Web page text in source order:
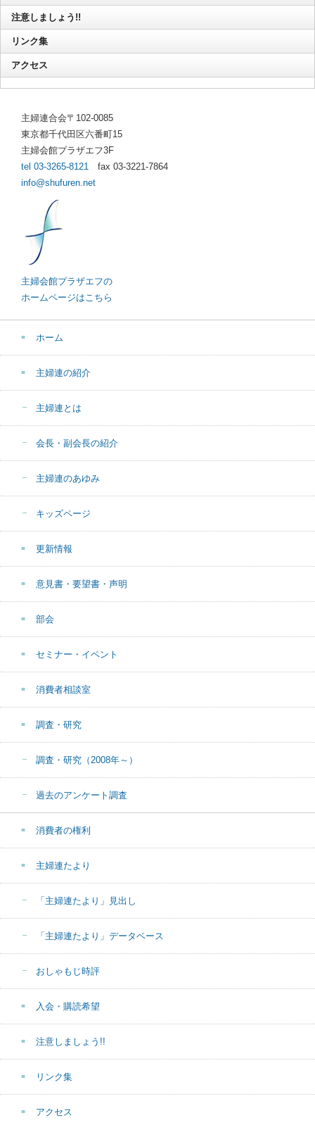
注意しましょう!!
リンク集
アクセス
主婦連合会〒102-0085
東京都千代田区六番町15
主婦会館プラザエフ3F
tel 03-3265-8121 fax 03-3221-7864
info@shufuren.net
主婦会館プラザエフの
ホームページはこちら
ホーム
主婦連の紹介
主婦連とは
会長・副会長の紹介
主婦連のあゆみ
キッズページ
更新情報
意見書・要望書・声明
部会
セミナー・イベント
消費者相談室
調査・研究
調査・研究（2008年～）
過去のアンケート調査
消費者の権利
主婦連たより
「主婦連たより」見出し
「主婦連たより」データベース
おしゃもじ時評
入会・購読希望
注意しましょう!!
リンク集
アクセス